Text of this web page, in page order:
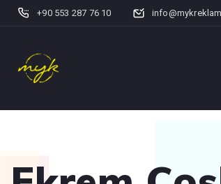
+90 553 287 76 10